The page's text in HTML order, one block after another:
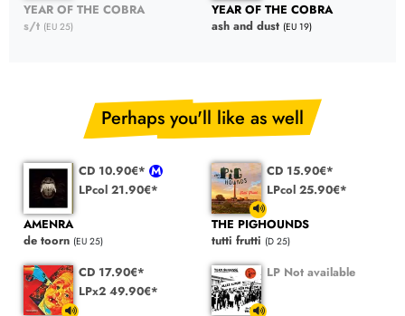
YEAR OF THE COBRA
s/t (EU 25)
YEAR OF THE COBRA
ash and dust (EU 19)
Perhaps you'll like as well
CD 10.90€*
LPcol 21.90€*
AMENRA
de toorn (EU 25)
CD 15.90€*
LPcol 25.90€*
THE PIGHOUNDS
tutti frutti (D 25)
CD 17.90€*
LPx2 49.90€*
LP Not available